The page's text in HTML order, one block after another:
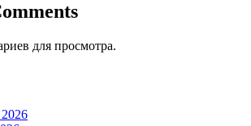
для просмотра.